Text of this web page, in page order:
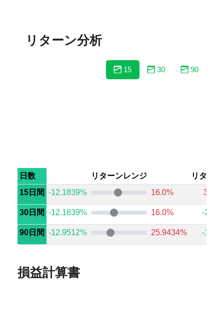
リターン分析
15 30 90
日数 リターンレンジ
リター
15日間 -12.1839% 16.0%
30日間 -12.1839% 16.0% -
90日間 -12.9512% 25.9434% -
損益計算書